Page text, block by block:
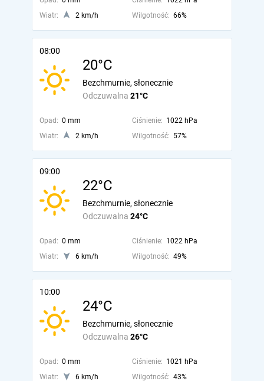
Wiatr:
2 km/h Wilgotność: 66%
08:00
20°C
Odczuwalna 21°C
Bezchmurnie, słonecznie
Opad: 0 mm Ciśnienie: 1022 hPa
Wiatr:
2 km/h Wilgotność: 57%
09:00
22°C
Odczuwalna 24°C
Bezchmurnie, słonecznie
Opad: 0 mm Ciśnienie: 1022 hPa
Wiatr:
6 km/h Wilgotność: 49%
10:00
24°C
Odczuwalna 26°C
Bezchmurnie, słonecznie
Opad: 0 mm Ciśnienie: 1021 hPa
Wiatr:
6 km/h Wilgotność: 43%